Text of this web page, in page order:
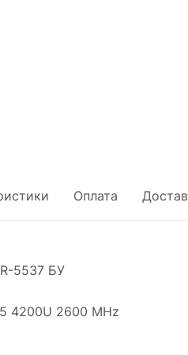
Оплата
5537 БУ
4200U 2600 MHz